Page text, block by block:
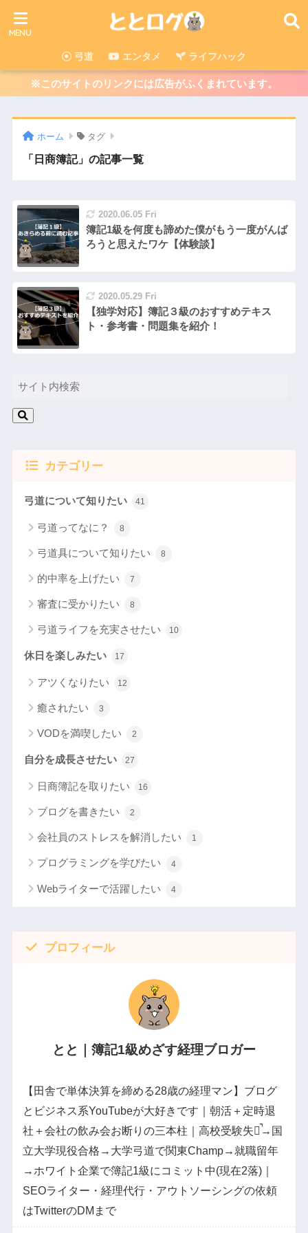
弓道 エンタメ ライフハック
※このサイトのリンクには広告がふくまれています。
ホーム タグ
「日商簿記」の記事一覧
2020.06.05 Fri
簿記1級を何度も諦めた僕がもう一度がんば
ろうと思えたワケ【体験談】
2020.05.29 Fri
【独学対応】簿記３級のおすすめテキス
ト・参考書・問題集を紹介！
カテゴリー
弓道について知りたい 41
弓道ってなに？ 8
弓道具について知りたい 8
的中率を上げたい 7
審査に受かりたい 8
弓道ライフを充実させたい 10
休日を楽しみたい 17
アツくなりたい 12
癒されたい 3
VODを満喫したい 2
自分を成長させたい 27
日商簿記を取りたい 16
ブログを書きたい 2
会社員のストレスを解消したい 1
プログラミングを学びたい 4
Webライターで活躍したい 4
プロフィール
とと｜簿記1級めざす経理ブロガー
【田舎で単体決算を締める28歳の経理マン】ブログ
とビジネス系YouTubeが大好きです｜朝活＋定時退
社＋会社の飲み会お断りの三本柱｜高校受験失敗̚→国
立大学現役合格→大学弓道で関東Champ→就職留年
→ホワイト企業で簿記1級にコミット中(現在2落)｜
SEOライター・経理代行・アウトソーシングの依頼
はTwitterのDMまで